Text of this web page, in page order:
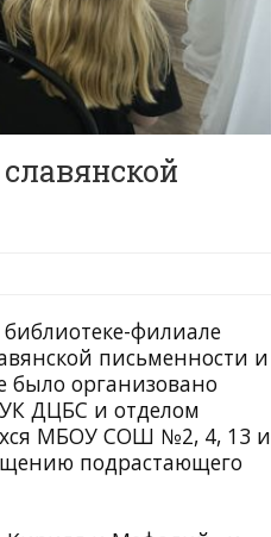
филиале
письменности и
было организовано
ДЦБС и отделом
МБОУ СОШ №2, 4, 13 и
подрастающего